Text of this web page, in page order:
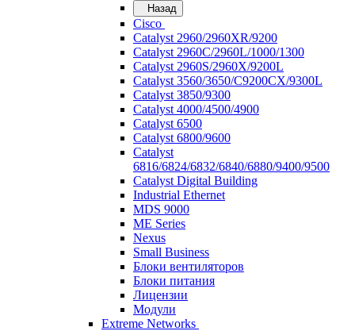
Назад
Cisco
Catalyst 2960/2960XR/9200
Catalyst 2960C/2960L/1000/1300
Catalyst 2960S/2960X/9200L
Catalyst 3560/3650/C9200CX/9300L
Catalyst 3850/9300
Catalyst 4000/4500/4900
Catalyst 6500
Catalyst 6800/9600
Catalyst
6816/6824/6832/6840/6880/9400/9500
Catalyst Digital Building
Industrial Ethernet
MDS 9000
ME Series
Nexus
Small Business
Блоки вентиляторов
Блоки питания
Лицензии
Модули
Extreme Networks